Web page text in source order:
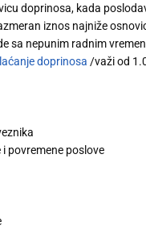
doprinosa, kada
iznos najniže
sa nepunim radnim
doprinosa /važi od
povremene poslove